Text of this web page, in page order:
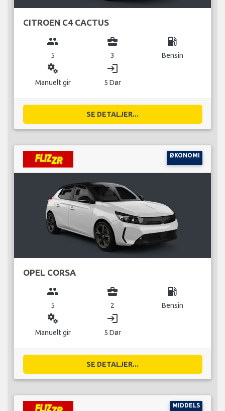
CITROEN C4 CACTUS
group
5
business_center
3
local_gas_station
Bensin
miscellaneous_services
Manuelt gir
login
5 Dør
SE DETALJER...
ØKONOMI
OPEL CORSA
group
5
business_center
2
local_gas_station
Bensin
miscellaneous_services
Manuelt gir
login
5 Dør
SE DETALJER...
MIDDELS